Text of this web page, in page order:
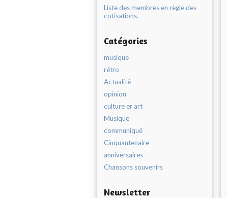
Liste des membres en règle des
cotisations.
Catégories
musique
rétro
Actualité
opinion
culture er art
Musique
communiqué
Cinquantenaire
anniversaires
Chansons souvenirs
Newsletter